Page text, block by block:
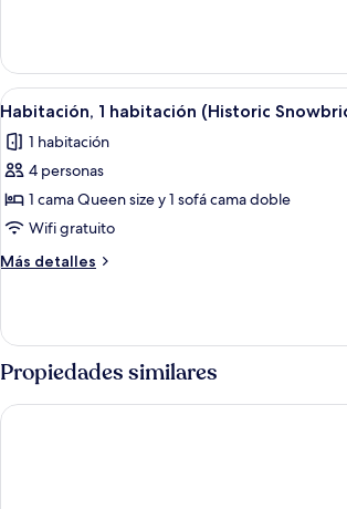
(Rivergrass)
2
habitaciones
(Rivergrass)
Abrir
todas
las
fotos
de
Habitación,
1
habitación
Snowbridge)
Tabla de
4
Habitación, 1 habitación (Historic
1 habitación
4 personas
1 cama Queen size y 1 sofá cama doble
Wifi gratuito
Más detalles
Más
1
habitación
(Historic
Snowbridge)
Propiedades similares
Blue Mountain Resort Village Suites